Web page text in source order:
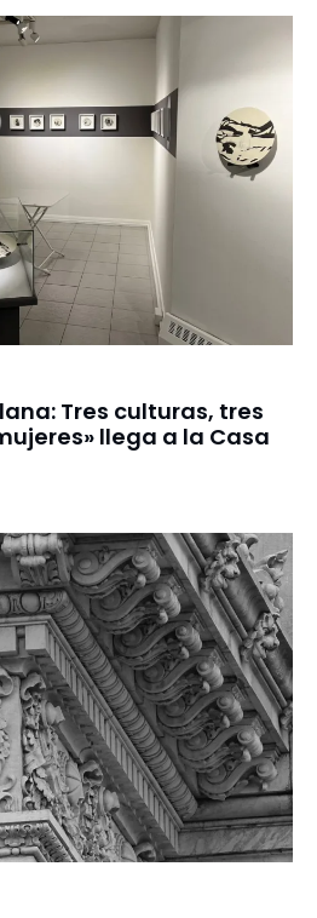
Tres culturas, tres
llega a la Casa